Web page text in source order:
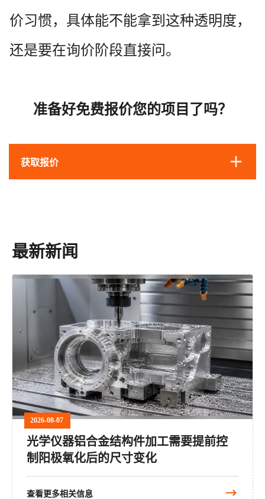
价习惯，具体能不能拿到这种透明度，
还是要在询价阶段直接问。
准备好免费报价您的项目了吗？
获取报价
最新新闻
2026-08-07
光学仪器铝合金结构件加工需要提前控
制阳极氧化后的尺寸变化
查看更多相关信息